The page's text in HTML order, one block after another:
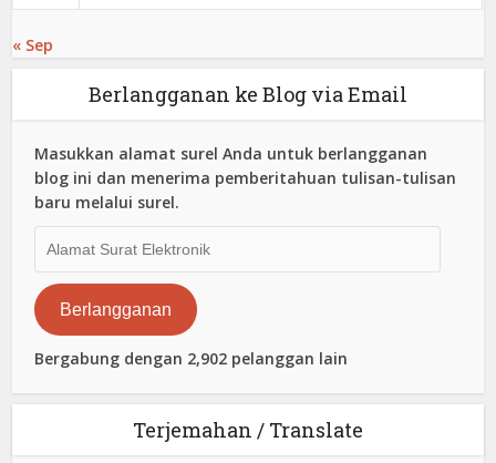
« Sep
Berlangganan ke Blog via Email
Masukkan alamat surel Anda untuk berlangganan
blog ini dan menerima pemberitahuan tulisan-tulisan
baru melalui surel.
Surat
Elektronik
Berlangganan
Bergabung dengan 2,902 pelanggan lain
Terjemahan / Translate